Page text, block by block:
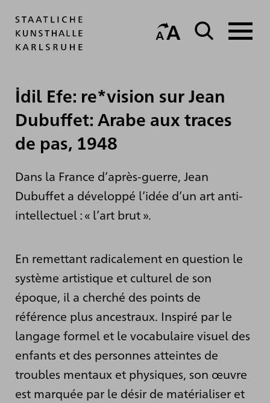
İdil Efe: re*vision sur Jean
Dubuffet: Arabe aux traces
de pas, 1948
Dans la France d’après-guerre, Jean
Dubuffet a développé l’idée d’un art anti-
intellectuel : « l’art brut ».
En remettant radicalement en question le
système artistique et culturel de son
époque, il a cherché des points de
référence plus ancestraux. Inspiré par le
langage formel et le vocabulaire visuel des
enfants et des personnes atteintes de
troubles mentaux et physiques, son œuvre
est marquée par le désir de matérialiser et